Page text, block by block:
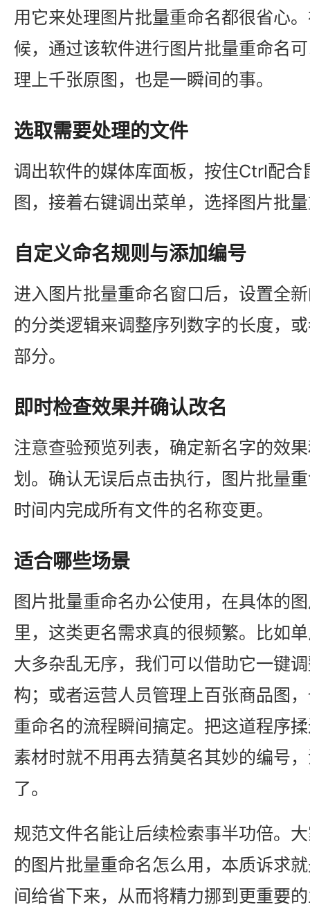
用它来处理图片批量重命名都很省心
候，通过该软件进行图片批量重命名
理上千张原图，也是一瞬间的事。
选取需要处理的文件
调出软件的媒体库面板，按住Ctrl配
图，接着右键调出菜单，选择图片批
自定义命名规则与添加编号
进入图片批量重命名窗口后，设置全
的分类逻辑来调整序列数字的长度，
部分。
即时检查效果并确认改名
注意查验预览列表，确定新名字的效
划。确认无误后点击执行，图片批量
时间内完成所有文件的名称变更。
适合哪些场景
图片批量重命名办公使用，在具体的
里，这类更名需求真的很频繁。比如
大多杂乱无序，我们可以借助它一键
构；或者运营人员管理上百张商品图
重命名的流程瞬间搞定。把这道程序
素材时就不用再去猜莫名其妙的编号
了。
规范文件名能让后续检索事半功倍。
的图片批量重命名怎么用，本质诉求
间给省下来，从而将精力挪到更重要